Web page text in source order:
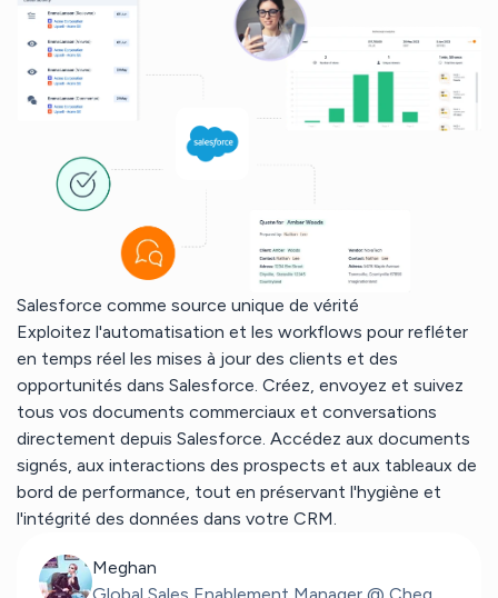
Salesforce comme source unique de vérité
Exploitez l'automatisation et les workflows pour refléter
en temps réel les mises à jour des clients et des
opportunités dans Salesforce. Créez, envoyez et suivez
tous vos documents commerciaux et conversations
directement depuis Salesforce. Accédez aux documents
signés, aux interactions des prospects et aux tableaux de
bord de performance, tout en préservant l'hygiène et
l'intégrité des données dans votre CRM.
Meghan